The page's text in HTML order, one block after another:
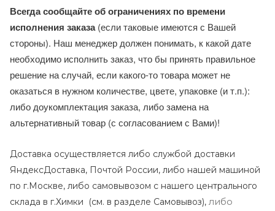
Всегда сообщайте об ограничениях по времени
исполнения заказа(если таковые имеются с Вашей
стороны). Наш менеджер должен понимать, к какой дате
необходимо исполнить заказ, что бы принять правильное
решение на случай, если какого-то товара может не
оказаться в нужном количестве, цвете, упаковке (и т.п.):
либо доукомплектация заказа, либо замена на
альтернативный товар (с согласованием с Вами)!
Доставка осуществляется либо службой доставки
ЯндексДоставка, Почтой России, либо нашей машиной
по г.Москве, либо самовывозом с нашего центрального
склада в г.Химки (см. в разделе Самовывоз), либо